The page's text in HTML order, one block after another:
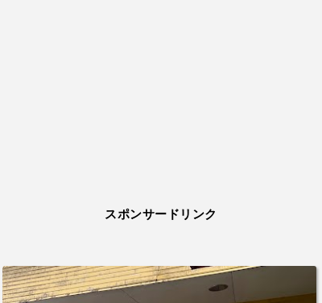
スポンサードリンク